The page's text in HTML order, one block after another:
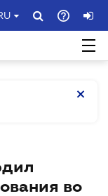
во